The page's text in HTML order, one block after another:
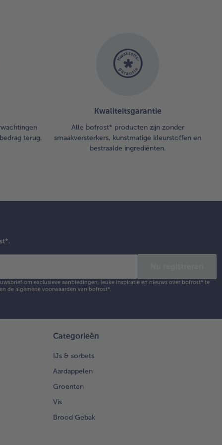
terug.
Kwaliteitsgarantie
Alle bofrost* producten zijn zonder
smaakversterkers, kunstmatige kleurstoffen en
bestraalde ingrediënten.
om exclusieve aanbiedingen, leuke inspiratie en nieuws over bofrost* te
en de algemene voorwaarden van bofrost*.
Categorieën
IJs & sorbets
Aardappelen
Groenten
Vis
Brood Gebak